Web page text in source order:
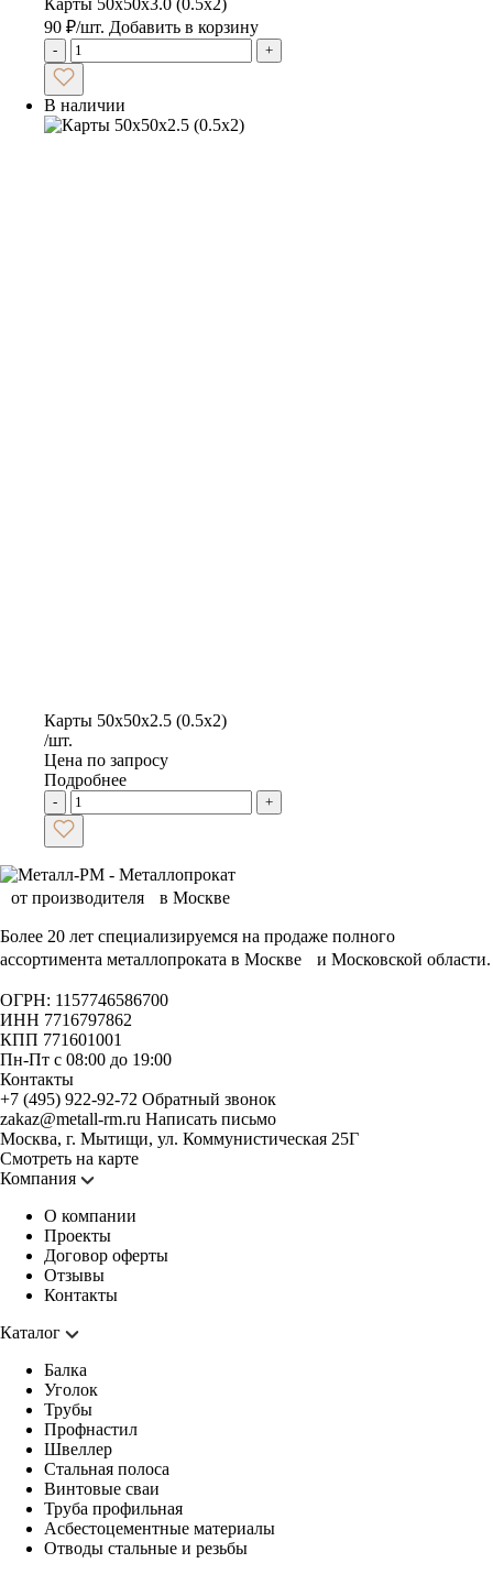
90 ₽/шт. Добавить в корзину
- +
В наличии
Карты 50х50х2.5 (0.5х2)
/шт.
Цена по запросу
Подробнее
- +
Более 20 лет специализируемся на продаже полного
ассортимента металлопроката в Москве и Московской области.
ОГРН: 1157746586700
ИНН 7716797862
КПП 771601001
Пн-Пт с 08:00 до 19:00
Контакты
+7 (495) 922-92-72 Обратный звонок
zakaz@metall-rm.ru Написать письмо
Москва, г. Мытищи, ул. Коммунистическая 25Г
Смотреть на карте
Компания
О компании
Проекты
Договор оферты
Отзывы
Контакты
Каталог
Балка
Уголок
Трубы
Профнастил
Швеллер
Стальная полоса
Винтовые сваи
Труба профильная
Асбестоцементные материалы
Отводы стальные и резьбы